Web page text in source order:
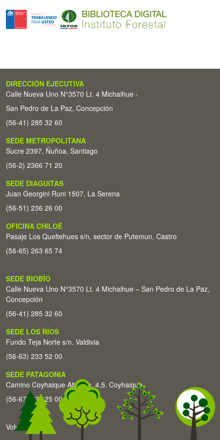
DIRECCIÓN EJECUTIVA
Calle Nueva Uno N°3570 Lt. 4 Michaihue -
San Pedro de La Paz, Concepción
(56-41) 285 32 60
SEDE METROPOLITANA
Sucre 2397, Ñuñoa, Santiago
(56-2) 2366 71 20
SEDE DIAGUITAS
Juan Georgini Runi 1507, La Serena
(56-51) 236 26 00
OFICINA CHILOÉ
Pasaje Los Queltehues s/n, sector de Putemun, Castro
(56-65) 263 65 74
SEDE BIOBÍO
Calle Nueva Uno N°3570 Lt. 4 Michaihue – San Pedro de La Paz,
Concepción
(56-41) 285 32 60
SEDE LOS RÍOS
Fundo Teja Norte s/n. Valdivia
(56-63) 233 52 00
SEDE PATAGONIA
Camino Coyhaique Alto Km. 4,5. Coyhaique
(56-67) 226 25 00
Volver arriba